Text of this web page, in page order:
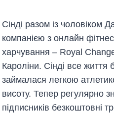
Сінді разом із чоловіком
компанією з онлайн
харчування – Royal
Кароліни. Сінді все
займалася легкою
висоту. Тепер регулярно
підписників безкоштовні